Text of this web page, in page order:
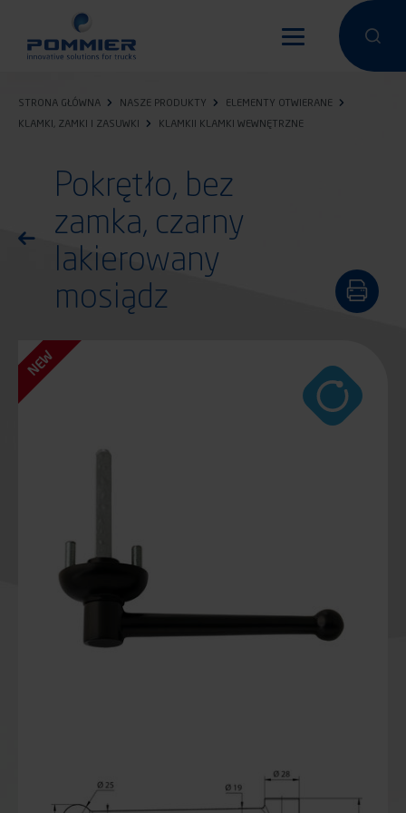
treści
STRONA GŁÓWNA NASZE PRODUKTY
ELEMENTY OTWIERANE
KLAMKI, ZAMKI I ZASUWKI
KLAMKII KLAMKI WEWNĘTRZNE
Powróć do listy produktów
Pokrętło, bez
zamka, czarny
lakierowany
mosiądz
NEW